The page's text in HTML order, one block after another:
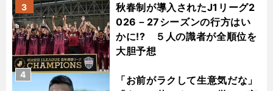
秋春制が導入されたJ1リーグ2
026－27シーズンの行方はい
かに!? ５人の識者が全順位を
大胆予想
3
「お前がラクして生意気だな」
4